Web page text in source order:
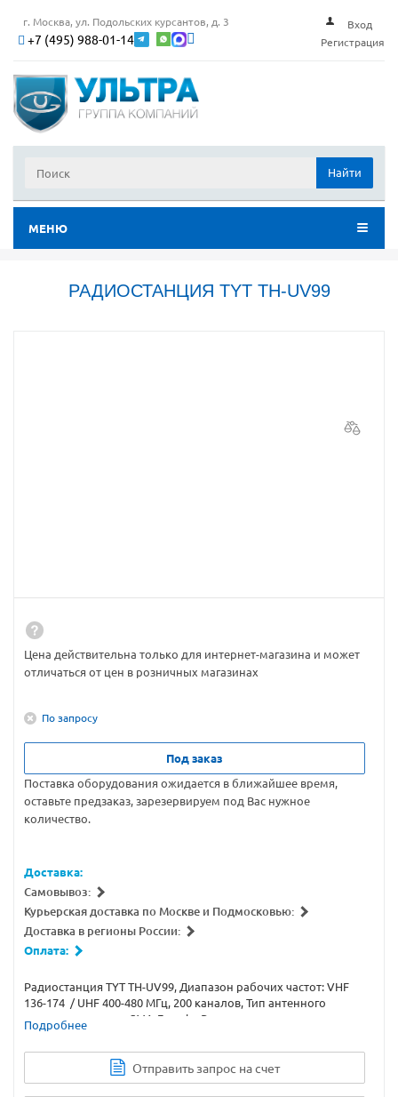
г. Москва, ул. Подольских курсантов, д. 3
+7 (495) 988-01-14
Вход
Регистрация
Найти
МЕНЮ
РАДИОСТАНЦИЯ TYT TH-UV99
Цена действительна только для интернет-магазина и может
отличаться от цен в розничных магазинах
По запросу
Под заказ
Поставка оборудования ожидается в ближайшее время,
оставьте предзаказ, зарезервируем под Вас нужное
количество.
Доставка:
Самовывоз:
Курьерская доставка по Москве и Подмосковью:
Доставка в регионы России:
Оплата:
Радиостанция TYT TH-UV99, Диапазон рабочих частот: VHF
136-174 / UHF 400-480 МГц, 200 каналов, Тип антенного
разъема на рации: SMA-Female, Разъем для гарнитур и
программирования: K-Plug
Подробнее
Отправить запрос на счет